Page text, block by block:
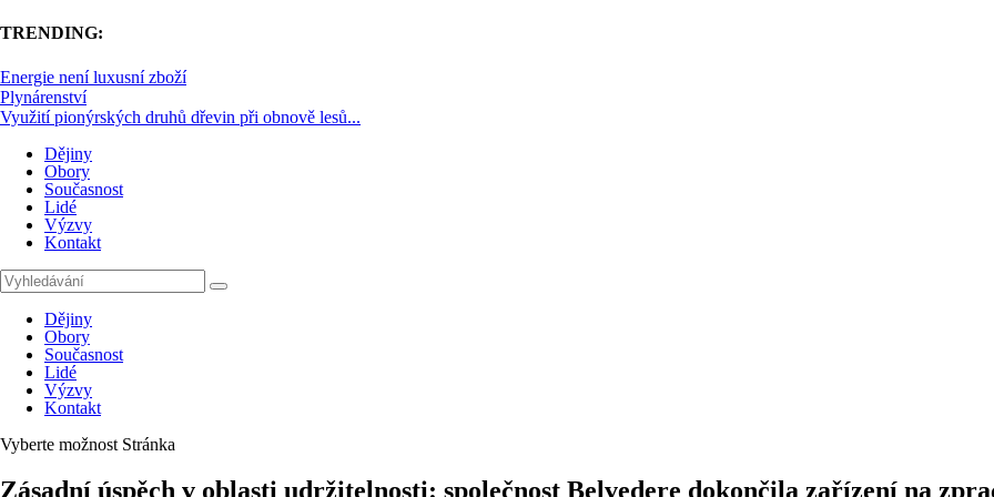
TRENDING:
Energie není luxusní zboží
Plynárenství
Využití pionýrských druhů dřevin při obnově lesů...
Dějiny
Obory
Současnost
Lidé
Výzvy
Kontakt
Dějiny
Obory
Současnost
Lidé
Výzvy
Kontakt
Vyberte možnost Stránka
Zásadní úspěch v oblasti udržitelnosti: společnost Belvedere dokončila zařízení na